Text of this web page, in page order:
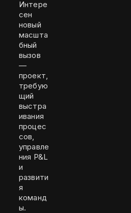
Интере
сен
новый
масшта
бный
вызов
—
проект,
требую
щий
выстра
ивания
процес
сов,
управле
ния P&L
и
развити
я
команд
ы.